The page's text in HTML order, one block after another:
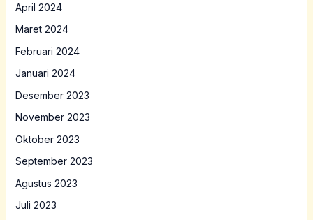
April 2024
Maret 2024
Februari 2024
Januari 2024
Desember 2023
November 2023
Oktober 2023
September 2023
Agustus 2023
Juli 2023